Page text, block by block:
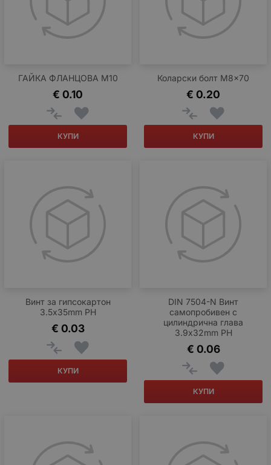
ГАЙКА ФЛАНЦОВА M10
0.10
€
КУПИ
Коларски болт M8x70
0.20
€
КУПИ
Винт за гипсокартон
3.5x35mm PH
0.03
€
КУПИ
DIN 7504-N Винт
самопробивен с
цилиндрична глава
3.9x32mm PH
0.06
€
КУПИ